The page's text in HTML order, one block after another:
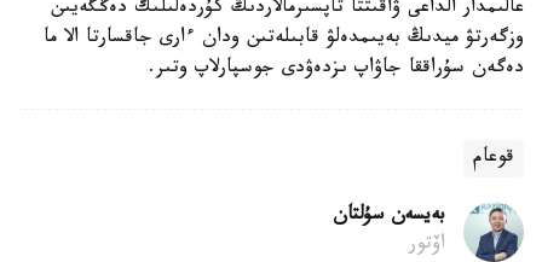
عالىمدار الداعى ۋاقىتتا تاپسىرمالاردىڭ كۇردەلىلىك دەڭگەيىن
وزگەرتۋ ميدىڭ بەيىمدەلۋ قابىلەتىن ودان ءارى جاقسارتا الا ما
دەگەن سۇراققا جاۋاپ ىزدەۋدى جوسپارلاپ وتىر.
قوعام
بەيسەن سۇلتان
اۆتور